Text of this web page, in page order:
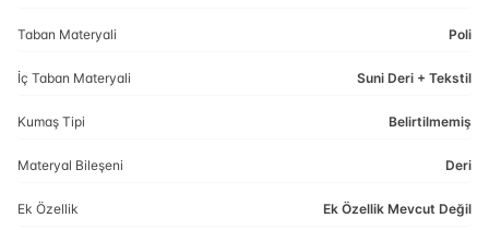
Taban Materyali Poli
İç Taban Materyali Suni Deri + Tekstil
Kumaş Tipi Belirtilmemiş
Materyal Bileşeni Deri
Ek Özellik Ek Özellik Mevcut Değil